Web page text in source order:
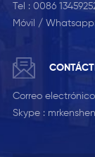
Tel : 0086
Móvil /
Correo
Skype :